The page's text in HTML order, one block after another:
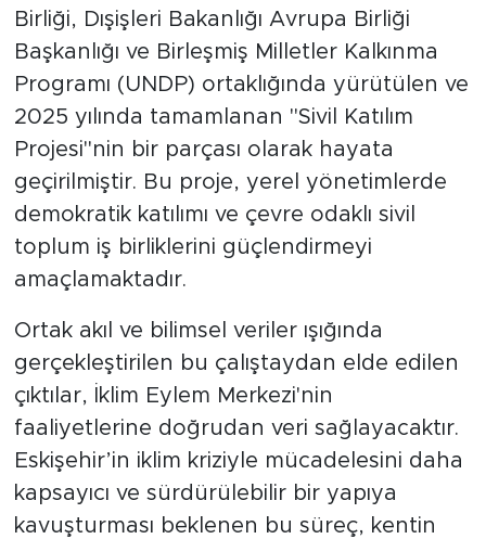
Birliği, Dışişleri Bakanlığı Avrupa Birliği
Başkanlığı ve Birleşmiş Milletler Kalkınma
Programı (UNDP) ortaklığında yürütülen ve
2025 yılında tamamlanan "Sivil Katılım
Projesi"nin bir parçası olarak hayata
geçirilmiştir. Bu proje, yerel yönetimlerde
demokratik katılımı ve çevre odaklı sivil
toplum iş birliklerini güçlendirmeyi
amaçlamaktadır.
Ortak akıl ve bilimsel veriler ışığında
gerçekleştirilen bu çalıştaydan elde edilen
çıktılar, İklim Eylem Merkezi'nin
faaliyetlerine doğrudan veri sağlayacaktır.
Eskişehir’in iklim kriziyle mücadelesini daha
kapsayıcı ve sürdürülebilir bir yapıya
kavuşturması beklenen bu süreç, kentin